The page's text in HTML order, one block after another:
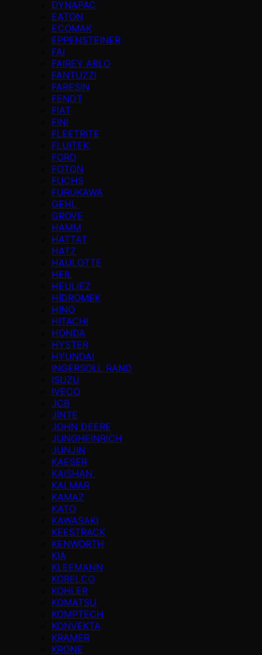
DYNAPAC
EATON
ECOMAK
EPPENSTEINER
FAI
FAIREY ARLO
FANTUZZI
FARESIN
FENDT
FIAT
FINI
FLEETRITE
FLUITEK
FORD
FOTON
FUCHS
FURUKAWA
GEHL
GROVE
HAMM
HATTAT
HATZ
HAULOTTE
HEIL
HEULIEZ
HİDROMEK
HINO
HITACHI
HONDA
HYSTER
HYUNDAI
INGERSOLL RAND
ISUZU
IVECO
JCB
JİNTE
JOHN DEERE
JUNGHEINRICH
JUNJIN
KAESER
KAISHAN
KALMAR
KAMAZ
KATO
KAWASAKI
KEESTRACK
KENWORTH
KIA
KLEEMANN
KOBELCO
KOHLER
KOMATSU
KOMPTECH
KONVEKTA
KRAMER
KRONE